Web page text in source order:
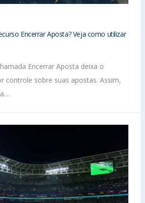
Encerrar Aposta? Veja como utilizar
Encerrar Aposta deixa o
controle sobre suas apostas. Assim,